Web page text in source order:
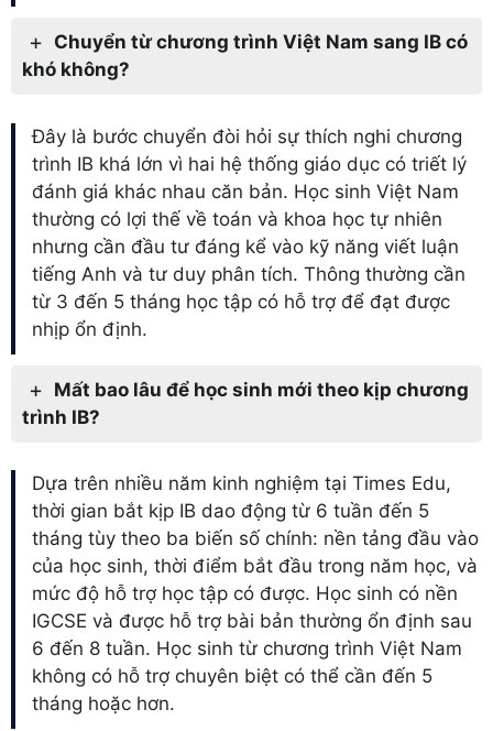
Chuyển từ chương trình Việt Nam sang IB có
khó không?
Đây là bước chuyển đòi hỏi sự thích nghi chương
trình IB khá lớn vì hai hệ thống giáo dục có triết lý
đánh giá khác nhau căn bản. Học sinh Việt Nam
thường có lợi thế về toán và khoa học tự nhiên
nhưng cần đầu tư đáng kể vào kỹ năng viết luận
tiếng Anh và tư duy phân tích. Thông thường cần
từ 3 đến 5 tháng học tập có hỗ trợ để đạt được
nhịp ổn định.
Mất bao lâu để học sinh mới theo kịp chương
trình IB?
Dựa trên nhiều năm kinh nghiệm tại Times Edu,
thời gian bắt kịp IB dao động từ 6 tuần đến 5
tháng tùy theo ba biến số chính: nền tảng đầu vào
của học sinh, thời điểm bắt đầu trong năm học, và
mức độ hỗ trợ học tập có được. Học sinh có nền
IGCSE và được hỗ trợ bài bản thường ổn định sau
6 đến 8 tuần. Học sinh từ chương trình Việt Nam
không có hỗ trợ chuyên biệt có thể cần đến 5
tháng hoặc hơn.